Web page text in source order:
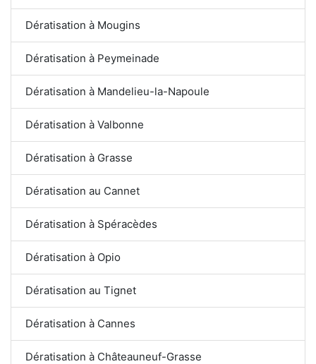
Dératisation à Mougins
Dératisation à Peymeinade
Dératisation à Mandelieu-la-Napoule
Dératisation à Valbonne
Dératisation à Grasse
Dératisation au Cannet
Dératisation à Spéracèdes
Dératisation à Opio
Dératisation au Tignet
Dératisation à Cannes
Dératisation à Châteauneuf-Grasse